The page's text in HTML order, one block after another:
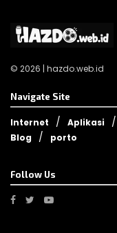
© 2026 | hazdo.web.id
Navigate Site
Internet Aplikasi
Blog
porto
Follow Us